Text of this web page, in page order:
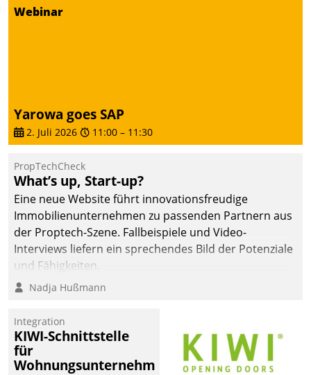
Datatrain ermöglicht
datengestützte
Entscheidungen.
Webinar
Yarowa goes SAP
2. Juli 2026 11:00 – 11:30
PropTechCheck
What’s up, Start-up?
Eine neue Website führt innovationsfreudige
Immobilienunternehmen zu passenden Partnern aus
der Proptech-Szene. Fallbeispiele und Video-
Interviews liefern ein sprechendes Bild der Potenziale
und Fähigkeiten.
Nadja Hußmann
Integration
KIWI-Schnittstelle
für
Wohnungsunternehmen